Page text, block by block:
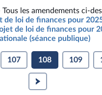
les amendements ci-
de loi de finances pour
de loi de finances pour
(séance publique)
107 108 109